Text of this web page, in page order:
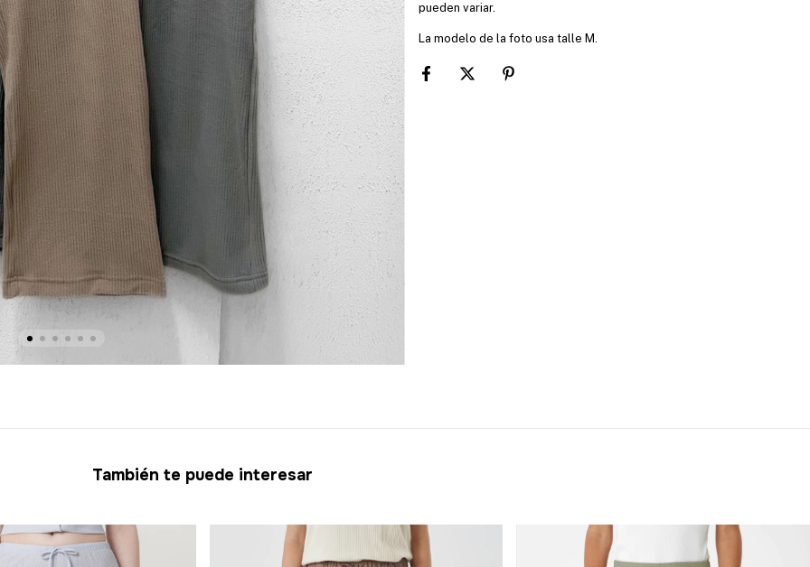
pueden variar.
La modelo de la foto usa talle M.
También te puede interesar